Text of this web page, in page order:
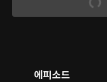
에피소드